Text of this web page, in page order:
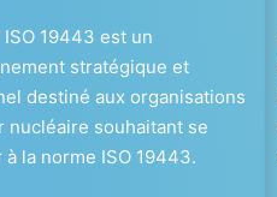
19443 est un
stratégique et
destiné aux organisations
nucléaire souhaitant se
la norme ISO 19443.